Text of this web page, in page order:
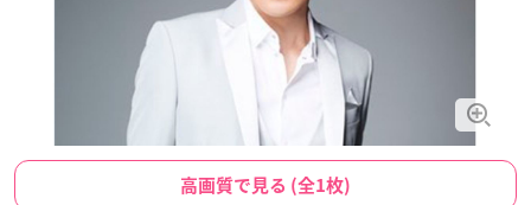
高画質で見る (全1枚)